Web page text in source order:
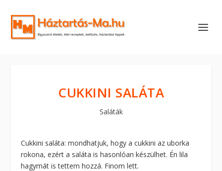
CUKKINI SALÁTA
Saláták
Cukkini saláta: mondhatjuk, hogy a cukkini az uborka
rokona, ezért a saláta is hasonlóan készülhet. Én lila
hagymát is tettem hozzá. Finom lett.